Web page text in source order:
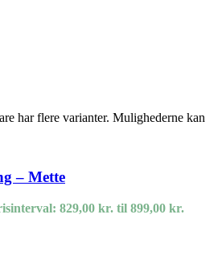
har flere varianter. Mulighederne kan
– Mette
829,00 kr. til 899,00 kr.